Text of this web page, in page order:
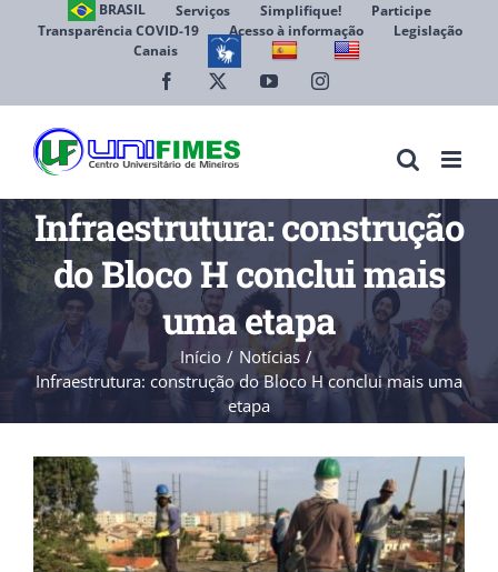
BRASIL Serviços Simplifique!
Participe
Transparência COVID-19
Acesso à informação
Legislação
Canais
Facebook YouTubeInstagram
Infraestrutura: construção
do Bloco H conclui mais
uma etapa
Início
Notícias
Infraestrutura: construção do Bloco H conclui mais uma
etapa
View
Larger
Image